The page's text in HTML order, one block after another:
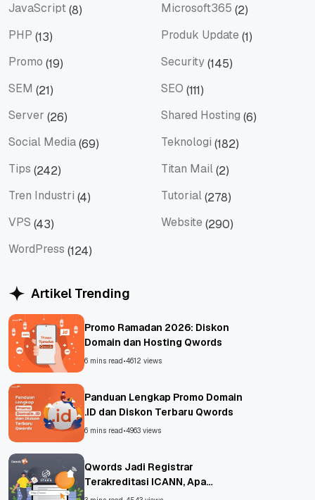
JavaScript(8) Microsoft365 (2)
PHP (13) Produk Update (1)
Promo (19) Security(145)
SEM (21) SEO (111)
Server (26) Shared Hosting (6)
Social Media(69) Teknologi (182)
Tips (242) Titan Mail(2)
Tren Industri (4) Tutorial(278)
VPS (43) Website (290)
WordPress (124)
Artikel Trending
Promo Ramadan 2026: Diskon
Domain dan Hosting Qwords
6 mins read •4612 views
Panduan Lengkap Promo Domain
.ID dan Diskon Terbaru Qwords
6 mins read •4963 views
Qwords Jadi Registrar
Terakreditasi ICANN, Apa
Untungnya?